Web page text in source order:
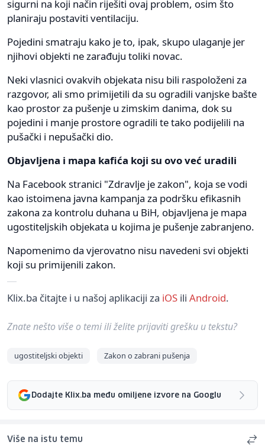
sigurni na koji način riješiti ovaj problem, osim što
planiraju postaviti ventilaciju.
Pojedini smatraju kako je to, ipak, skupo ulaganje jer
njihovi objekti ne zarađuju toliki novac.
Neki vlasnici ovakvih objekata nisu bili raspoloženi za
razgovor, ali smo primijetili da su ogradili vanjske bašte
kao prostor za pušenje u zimskim danima, dok su
pojedini i manje prostore ogradili te tako podijelili na
pušački i nepušački dio.
Objavljena i mapa kafića koji su ovo već uradili
Na Facebook stranici "Zdravlje je zakon", koja se vodi
kao istoimena javna kampanja za podršku efikasnih
zakona za kontrolu duhana u BiH, objavljena je mapa
ugostiteljskih objekata u kojima je pušenje zabranjeno.
Napomenimo da vjerovatno nisu navedeni svi objekti
koji su primijenili zakon.
Klix.ba čitajte i u našoj aplikaciji za iOS ili Android.
Znate nešto više o temi ili želite prijaviti grešku u tekstu?
ugostiteljski objekti Zakon o zabrani pušenja
Dodajte Klix.ba među omiljene izvore na Googlu
Više na istu temu